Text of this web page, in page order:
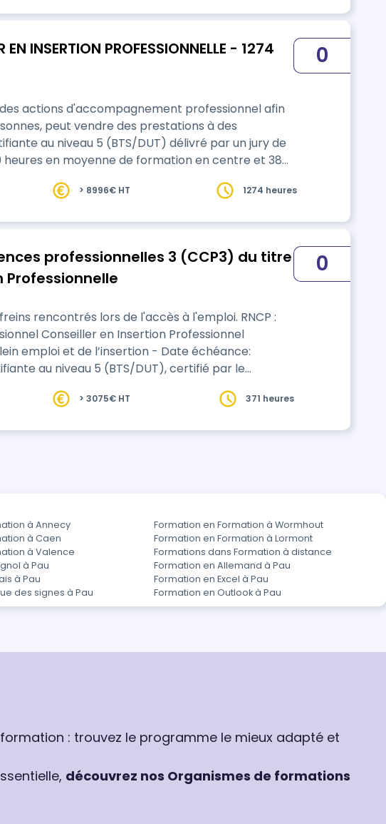
INSERTION PROFESSIONNELLE - 1274
actions d'accompagnement professionnel afin
peut vendre des prestations à des
au niveau 5 (BTS/DUT) délivré par un jury de
0
> 8996€ HT 1274 heures
professionnelles 3 (CCP3) du titre
Professionnelle
rencontrés lors de l'accès à l'emploi. RNCP :
Conseiller en Insertion Professionnel
emploi et de l’insertion - Date échéance:
au niveau 5 (BTS/DUT), certifié par le
0
> 3075€ HT 371 heures
à Annecy
Formation en Formation à Wormhout
à Caen
Formation en Formation à Lormont
à Valence
Formations dans Formation à distance
à Pau
Formation en Allemand à Pau
à Pau
Formation en Excel à Pau
des signes à Pau Formation en Outlook à Pau
: trouvez le programme le mieux adapté et
découvrez nos Organismes de formations